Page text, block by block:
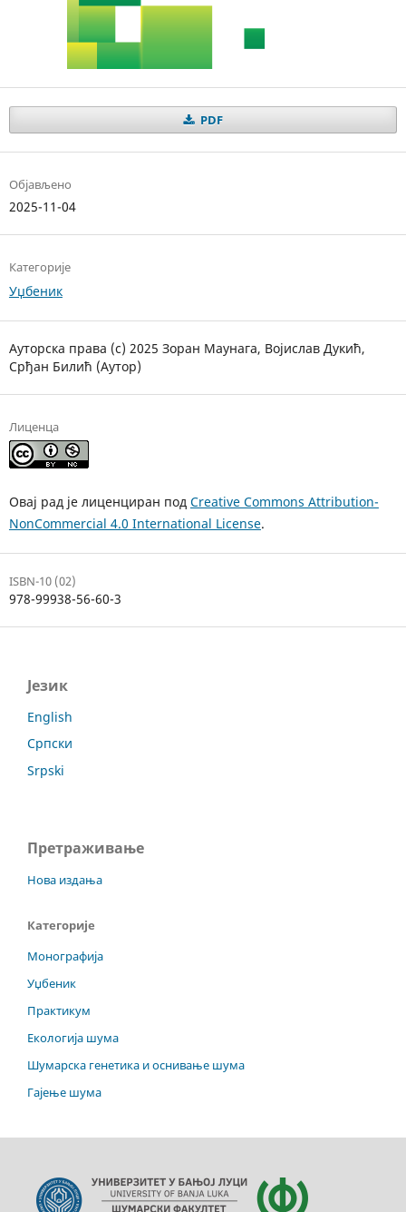
PDF
Објављено
2025-11-04
Категорије
Уџбеник
Ауторска права (c) 2025 Зоран Маунага, Војислав Дукић,
Срђан Билић (Аутор)
Лиценца
Овај рад је лиценциран под Creative Commons Attribution-
NonCommercial 4.0 International License.
ISBN-10 (02)
978-99938-56-60-3
Језик
English
Српски
Srpski
Претраживање
Нова издања
Категорије
Монографија
Уџбеник
Практикум
Екологија шума
Шумарска генетика и оснивање шума
Гајење шума